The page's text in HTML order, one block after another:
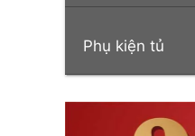
Phụ kiện tủ